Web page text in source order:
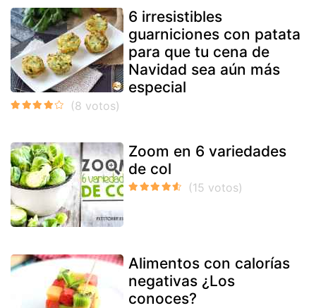
6 irresistibles
guarniciones con patata
para que tu cena de
Navidad sea aún más
especial
Zoom en 6 variedades
de col
Alimentos con calorías
negativas ¿Los
conoces?